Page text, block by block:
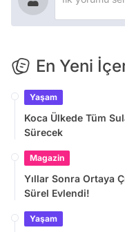
En Yeni
Yaşam
Koca Ülkede Tüm
Sürecek
Magazin
Yıllar Sonra Ortaya
Sürel Evlendi!
Yaşam